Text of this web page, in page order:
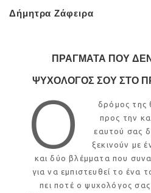
Δήμητρα Ζάφειρα
ΠΡΑΓΜΑΤΑ ΠΟΥ
ΨΥΧΟΛΟΓΟΣ ΣΟΥ ΣΤΟ
Ο
δρόμος της
προς την
εαυτού σας
ξεκινούν με
και δύο βλέμματα που
για να εμπιστευθεί το ένα
πει ποτέ ο ψυχολόγος